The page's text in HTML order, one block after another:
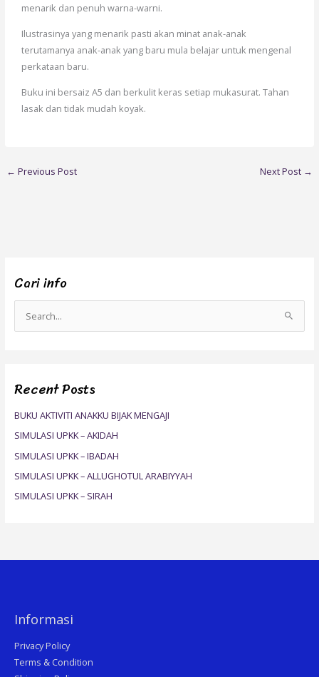
Cari info
e
c
o
r
:
Recent Posts
BUKU AKTIVITI ANAKKU BIJAK MENGAJI
SIMULASI UPKK – AKIDAH
SIMULASI UPKK – IBADAH
SIMULASI UPKK – ALLUGHOTUL ARABIYYAH
SIMULASI UPKK – SIRAH
menarik dan penuh warna-warni.
Ilustrasinya yang menarik pasti akan minat anak-anak
terutamanya anak-anak yang baru mula belajar untuk mengenal
perkataan baru.
Buku ini bersaiz A5 dan berkulit keras setiap mukasurat. Tahan
lasak dan tidak mudah koyak.
← Previous Post Next Post →
Informasi
Privacy Policy
Terms & Condition